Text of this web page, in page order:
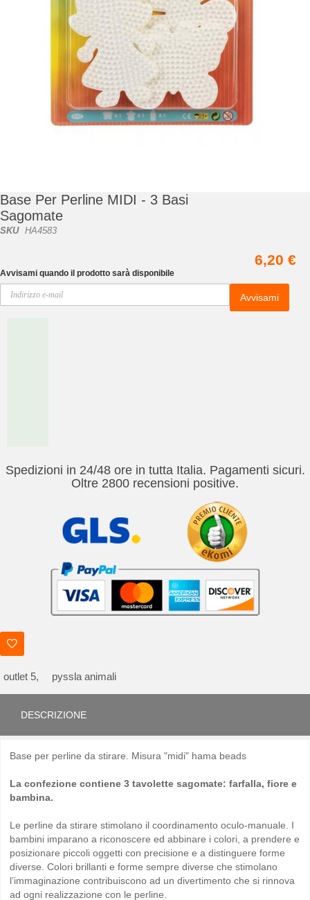
galleria
di
immagini
Base Per Perline MIDI - 3 Basi
Sagomate
SKU HA4583
6,20 €
Avvisami quando il prodotto sarà disponibile
Avvisami
Spedizioni in 24/48 ore in tutta Italia. Pagamenti sicuri.
Oltre 2800 recensioni positive.
outlet 5, pyssla animali
DESCRIZIONE
Base per perline da stirare. Misura "midi" hama beads
La confezione contiene 3 tavolette sagomate: farfalla, fiore e
bambina.
Le perline da stirare stimolano il coordinamento oculo-manuale. I
bambini imparano a riconoscere ed abbinare i colori, a prendere e
posizionare piccoli oggetti con precisione e a distinguere forme
diverse. Colori brillanti e forme sempre diverse che stimolano
l’immaginazione contribuiscono ad un divertimento che si rinnova
ad ogni realizzazione con le perline.